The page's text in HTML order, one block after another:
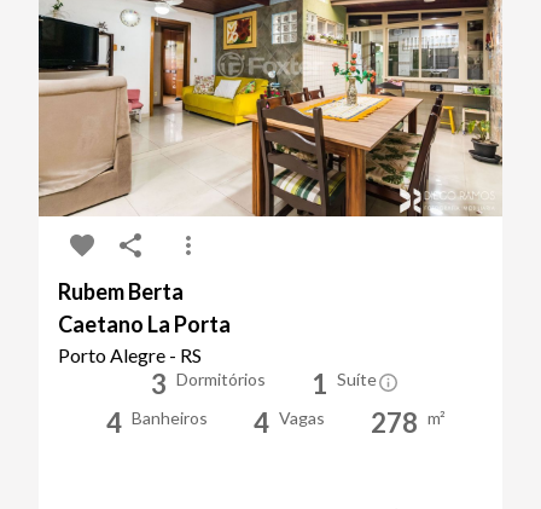
Rubem Berta
Caetano La Porta
Porto Alegre - RS
3 Dormitórios 1 Suíte
4 Banheiros 4 Vagas 278 m²